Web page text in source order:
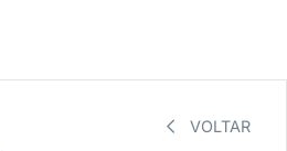
VOLTAR